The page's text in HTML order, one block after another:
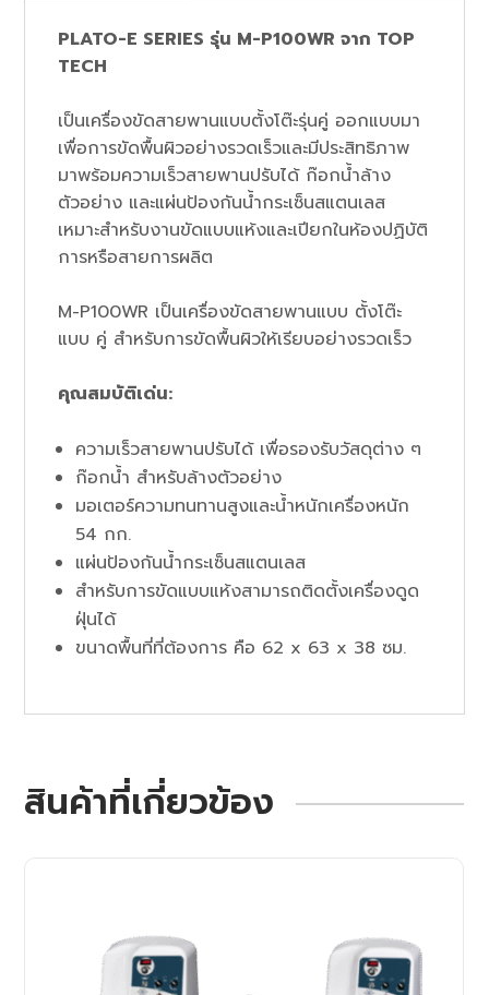
PLATO-E SERIES รุ่น M-P100WR จาก TOP
TECH
เป็นเครื่องขัดสายพานแบบตั้งโต๊ะรุ่นคู่ ออกแบบมา
เพื่อการขัดพื้นผิวอย่างรวดเร็วและมีประสิทธิภาพ
มาพร้อมความเร็วสายพานปรับได้ ก๊อกน้ำล้าง
ตัวอย่าง และแผ่นป้องกันน้ำกระเซ็นสแตนเลส
เหมาะสำหรับงานขัดแบบแห้งและเปียกในห้องปฏิบัติ
การหรือสายการผลิต
M-P100WR เป็นเครื่องขัดสายพานแบบ ตั้งโต๊ะ
แบบ คู่ สำหรับการขัดพื้นผิวให้เรียบอย่างรวดเร็ว
คุณสมบัติเด่น:
ความเร็วสายพานปรับได้ เพื่อรองรับวัสดุต่าง ๆ
ก๊อกน้ำ สำหรับล้างตัวอย่าง
มอเตอร์ความทนทานสูงและน้ำหนักเครื่องหนัก
54 กก.
แผ่นป้องกันน้ำกระเซ็นสแตนเลส
สำหรับการขัดแบบแห้งสามารถติดตั้งเครื่องดูด
ฝุ่นได้
ขนาดพื้นที่ที่ต้องการ คือ 62 x 63 x 38 ซม.
สินค้าที่เกี่ยวข้อง